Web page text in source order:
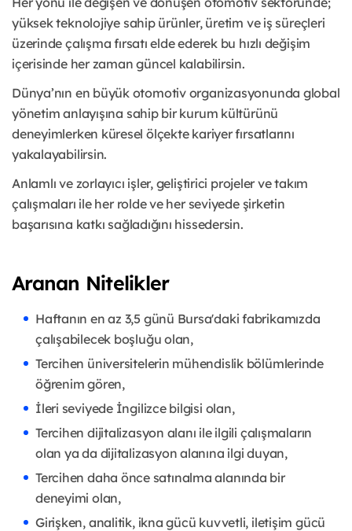
yüksek teknolojiye sahip ürünler, üretim ve iş süreçleri
üzerinde çalışma fırsatı elde ederek bu hızlı değişim
içerisinde her zaman güncel kalabilirsin.
Dünya’nın en büyük otomotiv organizasyonunda global
yönetim anlayışına sahip bir kurum kültürünü
deneyimlerken küresel ölçekte kariyer fırsatlarını
yakalayabilirsin.
Anlamlı ve zorlayıcı işler, geliştirici projeler ve takım
çalışmaları ile her rolde ve her seviyede şirketin
başarısına katkı sağladığını hissedersin.
Aranan Nitelikler
Haftanın en az 3,5 günü Bursa'daki fabrikamızda
çalışabilecek boşluğu olan,
Tercihen üniversitelerin mühendislik bölümlerinde
öğrenim gören,
İleri seviyede İngilizce bilgisi olan,
Tercihen dijitalizasyon alanı ile ilgili çalışmaların
olan ya da dijitalizasyon alanına ilgi duyan,
Tercihen daha önce satınalma alanında bir
deneyimi olan,
Girişken, analitik, ikna gücü kuvvetli, iletişim gücü